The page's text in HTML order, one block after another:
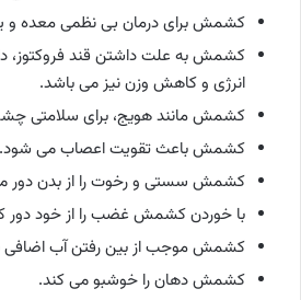
کشمش برای درمان بی نظمی معده
کشمش به علت داشتن قند
انرژی و کاهش وزن نیز می باشد.
کشمش مانند هویج، برای سلامتی
کشمش باعث تقویت اعصاب می شود.
کشمش سستی و رخوت را از بدن دور
با خوردن کشمش غضب را از خود دور
کشمش موجب از بین رفتن آب اضافی
کشمش دهان را خوشبو می کند.